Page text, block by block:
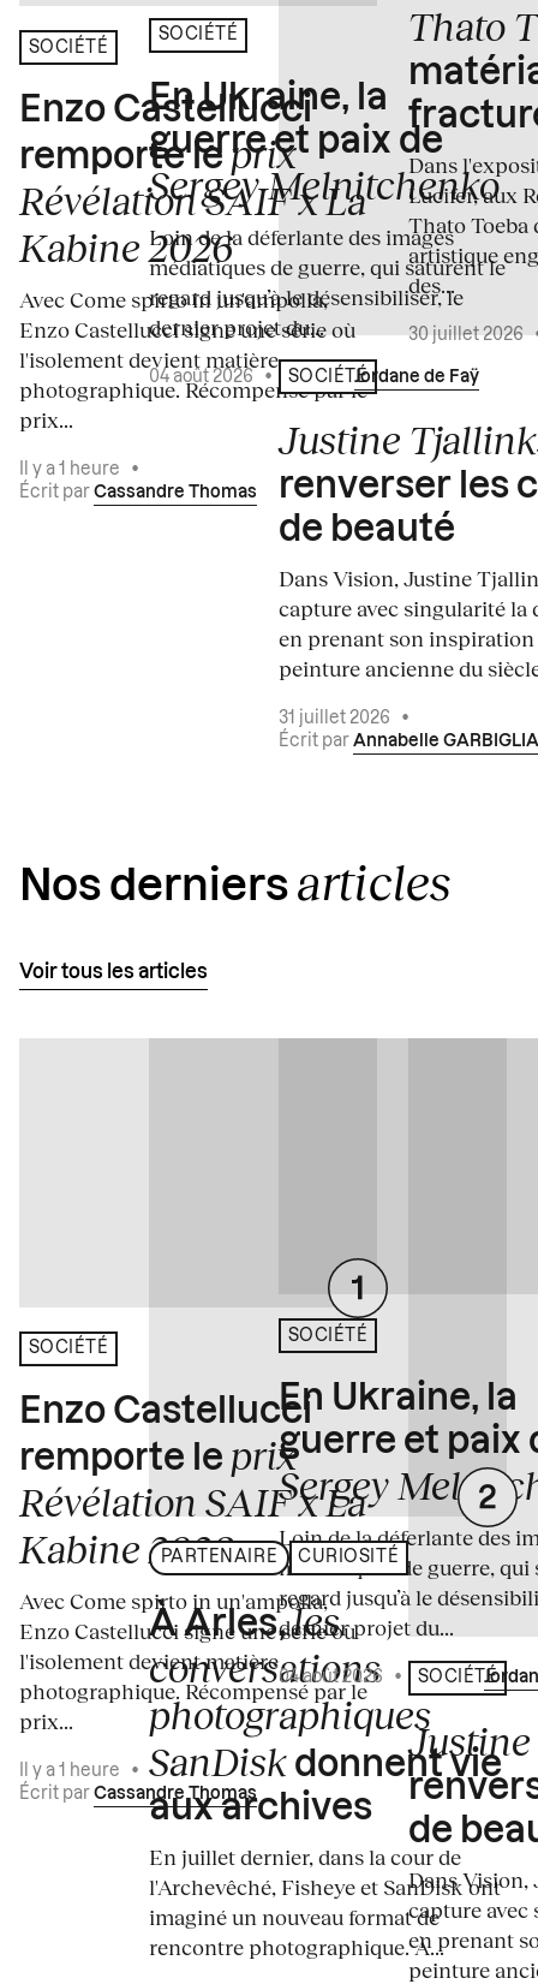
SOCIÉTÉ
Enzo Castellucci
remporte le prix
Révélation SAIF x La
Kabine 2026
Avec Come spirto in un'ampolla,
Enzo Castellucci signe une série où
l'isolement devient matière
photographique. Récompensé par le
prix...
Il y a 1 heure
•
Écrit par Cassandre Thomas
SOCIÉTÉ
En Ukraine, la
guerre et paix de
Sergey Melnitchenko
Loin de la déferlante des images
médiatiques de guerre, qui saturent le
regard jusqu’à le désensibiliser, le
dernier projet du...
04 août 2026 • Écrit par Jordane de Faÿ
SOCIÉTÉ
Justine
renverser les
de beauté
Dans Vision, Justine
capture avec singularité la
en prenant son inspiration
peinture ancienne du
31 juillet 2026
•
Écrit par Annabelle GARBIGLIA
Thato
Dans
Lucifer, aux
Thato Toeba
artistique
des...
30 juillet 2026
Nos derniers articles
Voir tous les articles
SOCIÉTÉ
Enzo Castellucci
remporte le prix
Révélation SAIF x La
Kabine 2026
Avec Come spirto in un'ampolla,
Enzo Castellucci signe une série où
l'isolement devient matière
photographique. Récompensé par le
prix...
Il y a 1 heure
•
Écrit par Cassandre Thomas
PARTENAIRE CURIOSITÉ
À Arles,les
conversations
photographiques
SanDisk donnent vie
aux archives
En juillet dernier, dans la cour de
l'Archevêché, Fisheye et SanDisk ont
imaginé un nouveau format de
rencontre photographique. À...
SOCIÉTÉ
En Ukraine, la
guerre et paix
Sergey
Loin de la déferlante des
médiatiques de guerre, qui
regard jusqu’à le
dernier projet du...
04 août 2026 • Écrit par
SOCIÉTÉ
de
Dans
capture avec
en prenant
peinture